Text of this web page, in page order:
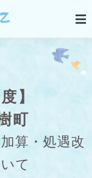
】
町
算・処遇改
て